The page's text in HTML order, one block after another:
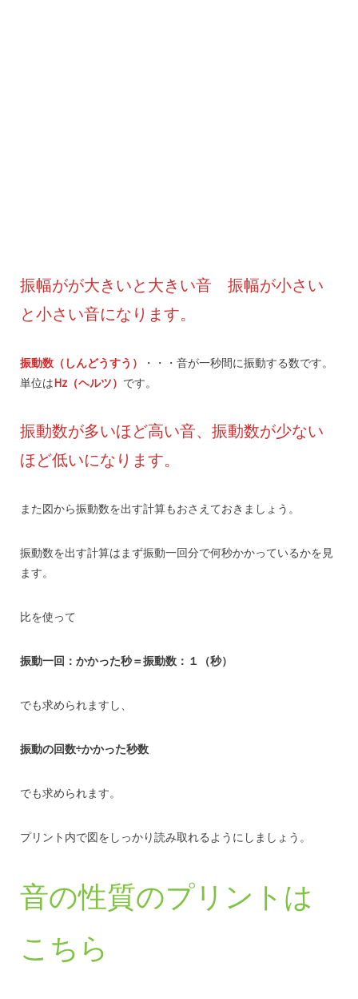
振幅がが大きいと大きい音 振幅が小さい
と小さい音になります。
振動数（しんどうすう）
・・・音が一秒間に振動する数です。
単位はHz（ヘルツ） です。
振動数が多いほど高い音、振動数が少ない
ほど低いになります。
また図から振動数を出す計算もおさえておきましょう。
振動数を出す計算はまず振動一回分で何秒かかっているかを見
ます。
比を使って
振動一回：かかった秒＝振動数：１（秒）
でも求められますし、
振動の回数÷かかった秒数
でも求められます。
プリント内で図をしっかり読み取れるようにしましょう。
音の性質のプリントは
こちら